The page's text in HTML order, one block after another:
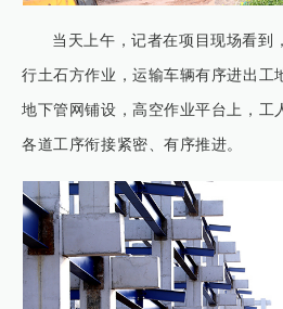
当天上午，记者在项目现场看到
行土石方作业，运输车辆有序进出工
地下管网铺设，高空作业平台上，工
各道工序衔接紧密、有序推进。